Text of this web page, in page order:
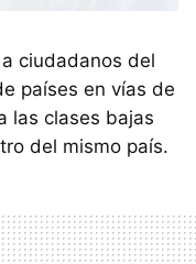
ciudadanos del
países en vías de
las clases bajas
del mismo país.